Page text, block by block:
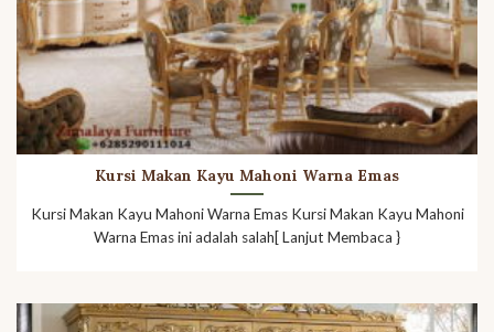
Kursi Makan Kayu Mahoni Warna Emas
Kursi Makan Kayu Mahoni Warna Emas Kursi Makan Kayu Mahoni
Warna Emas ini adalah salah[ Lanjut Membaca }